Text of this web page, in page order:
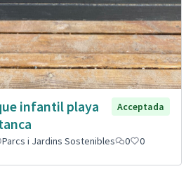
infantil playa
Acceptada
Parcs i Jardins Sostenibles 0 0